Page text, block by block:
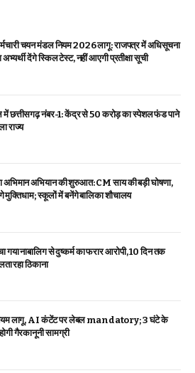
चयन मंडल नियम 2026 लागू: राजपत्र में अधिसूचना
अभ्यर्थी देंगे स्किल टेस्ट, नहीं आएगी प्रतीक्षा सूची
छत्तीसगढ़ नंबर-1: केंद्र से ₹50 करोड़ का स्पेशल फंड पाने
राज्य
अभिमान अभियान की शुरुआत: CM साय की बड़ी घोषणा,
मुक्तिधाम; स्कूलों में बनेंगे बालिका शौचालय
गया नाबालिग से दुष्कर्म का फरार आरोपी, 10 दिन तक
रहा ठिकाना
लागू, AI कंटेंट पर लेबल mandatory; 3 घंटे के
गैरकानूनी सामग्री